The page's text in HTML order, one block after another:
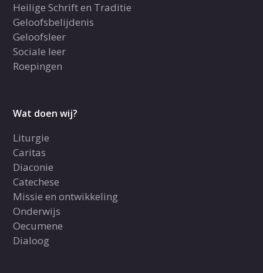
Heilige Schrift en Traditie
Geloofsbelijdenis
Geloofsleer
Sociale leer
Roepingen
Wat doen wij?
Liturgie
Caritas
Diaconie
Catechese
Missie en ontwikkeling
Onderwijs
Oecumene
Dialoog